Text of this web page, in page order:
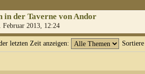
in der Taverne von Andor
Februar 2013, 12:24
letzten Zeit anzeigen: